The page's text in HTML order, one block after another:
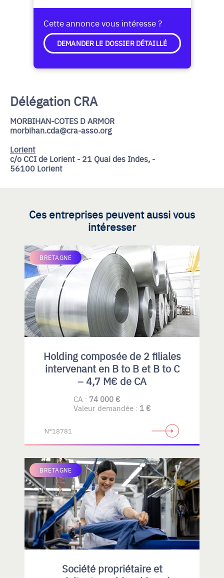
Cette annonce vous intéresse ?
DEMANDER LE DOSSIER DÉTAILLÉ
Délégation CRA
MORBIHAN-COTES D ARMOR
morbihan.cda@cra-asso.org
Lorient
c/o CCI de Lorient - 21 Quai des Indes, -
56100 Lorient
Ces entreprises peuvent aussi vous
intéresser
BRETAGNE
Holding composée de 2 filiales
intervenant en B to B et B to C
– 4,7 M€ de CA
CA : 74 000 €
Valeur demandée : 1 €
N°18781
BRETAGNE
Société propriétaire et